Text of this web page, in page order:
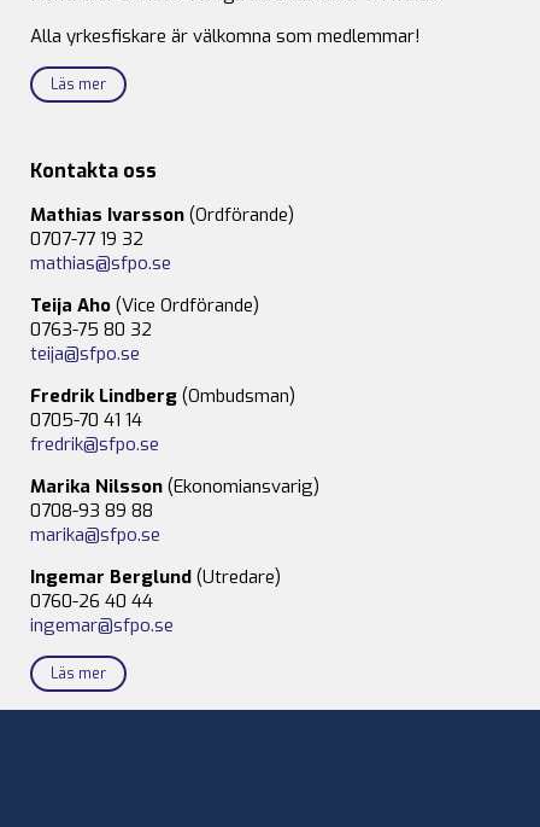
Alla yrkesfiskare är välkomna som medlemmar!
Läs mer
Kontakta oss
Mathias Ivarsson (Ordförande)
0707-77 19 32
mathias@sfpo.se
Teija Aho (Vice Ordförande)
0763-75 80 32
teija@sfpo.se
Fredrik Lindberg (Ombudsman)
0705-70 41 14
fredrik@sfpo.se
Marika Nilsson (Ekonomiansvarig)
0708-93 89 88
marika@sfpo.se
Ingemar Berglund (Utredare)
0760-26 40 44
ingemar@sfpo.se
Läs mer